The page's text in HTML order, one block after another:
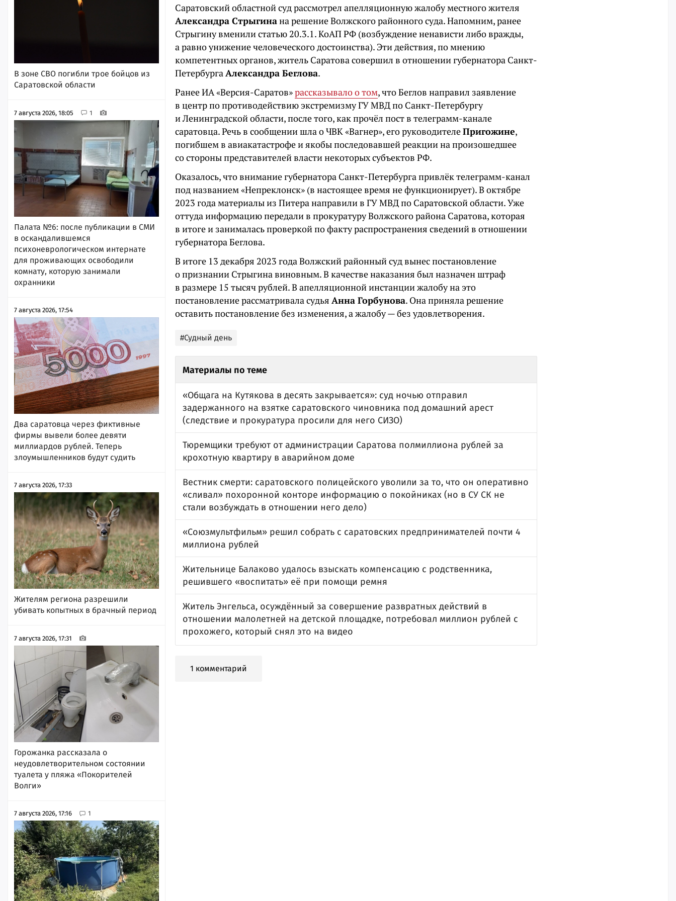
В зоне СВО погибли трое бойцов из
Саратовской области
7 августа 2026, 18:05 1
Палата №6: после публикации в СМИ
в оскандалившемся
психоневрологическом интернате
для проживающих освободили
комнату, которую занимали
охранники
7 августа 2026, 17:54
Два саратовца через фиктивные
фирмы вывели более девяти
миллиардов рублей. Теперь
злоумышленников будут судить
7 августа 2026, 17:33
Жителям региона разрешили
убивать копытных в брачный период
7 августа 2026, 17:31
Горожанка рассказала о
неудовлетворительном состоянии
туалета у пляжа «Покорителей
Волги»
7 августа 2026, 17:16 1
Саратовский областной суд рассмотрел апелляционную жалобу местного жителя
Александра Стрыгинана решение Волжского районного суда. Напомним, ранее
Стрыгину вменили статью 20.3.1. КоАП РФ (возбуждение ненависти либо вражды,
а равно унижение человеческого достоинства). Эти действия, по мнению
компетентных органов, житель Саратова совершил в отношении губернатора Санкт-
ПетербургаАлександра Беглова.
Ранее ИА «Версия-Саратов»рассказывало о том, что Беглов направил заявление
в центр по противодействию экстремизму ГУ МВД по Санкт-Петербургу
и Ленинградской области, после того, как прочёл пост в телеграмм-канале
саратовца. Речь в сообщении шла о ЧВК «Вагнер», его руководителеПригожине,
погибшем в авиакатастрофе и якобы последовавшей реакции на произошедшее
со стороны представителей власти некоторых субъектов РФ.
Оказалось, что внимание губернатора Санкт-Петербурга привлёк телеграмм-канал
под названием «Непреклонск» (в настоящее время не функционирует). В октябре
2023 года материалы из Питера направили в ГУ МВД по Саратовской области. Уже
оттуда информацию передали в прокуратуру Волжского района Саратова, которая
в итоге и занималась проверкой по факту распространения сведений в отношении
губернатора Беглова.
В итоге 13 декабря 2023 года Волжский районный суд вынес постановление
о признании Стрыгина виновным. В качестве наказания был назначен штраф
в размере 15 тысяч рублей. В апелляционной инстанции жалобу на это
постановление рассматривала судья Анна Горбунова. Она приняла решение
оставить постановление без изменения, а жалобу — без удовлетворения.
#Судный день
Материалы по теме
«Общага на Кутякова в десять закрывается»: суд ночью отправил
задержанного на взятке саратовского чиновника под домашний арест
(следствие и прокуратура просили для него СИЗО)
Тюремщики требуют от администрации Саратова полмиллиона рублей за
крохотную квартиру в аварийном доме
Вестник смерти: саратовского полицейского уволили за то, что он оперативно
«сливал» похоронной конторе информацию о покойниках (но в СУ СК не
стали возбуждать в отношении него дело)
«Союзмультфильм» решил собрать с саратовских предпринимателей почти 4
миллиона рублей
Жительнице Балаково удалось взыскать компенсацию с родственника,
решившего «воспитать» её при помощи ремня
Житель Энгельса, осуждённый за совершение развратных действий в
отношении малолетней на детской площадке, потребовал миллион рублей с
прохожего, который снял это на видео
1 комментарий